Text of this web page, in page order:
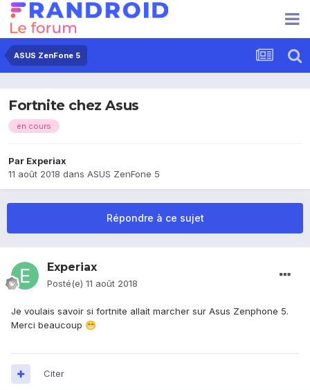
ASUS ZenFone 5
Fortnite chez Asus
en cours
Par Experiax
11 août 2018 dans ASUS ZenFone 5
Répondre à ce sujet
Experiax
Posté(e) 11 août 2018
Je voulais savoir si fortnite allait marcher sur Asus Zenphone 5.
Merci beaucoup 😁
Citer